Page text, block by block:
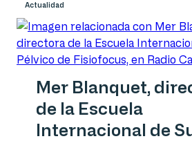
Actualidad
Mer Blanquet,
de la Escuela
Internacional de